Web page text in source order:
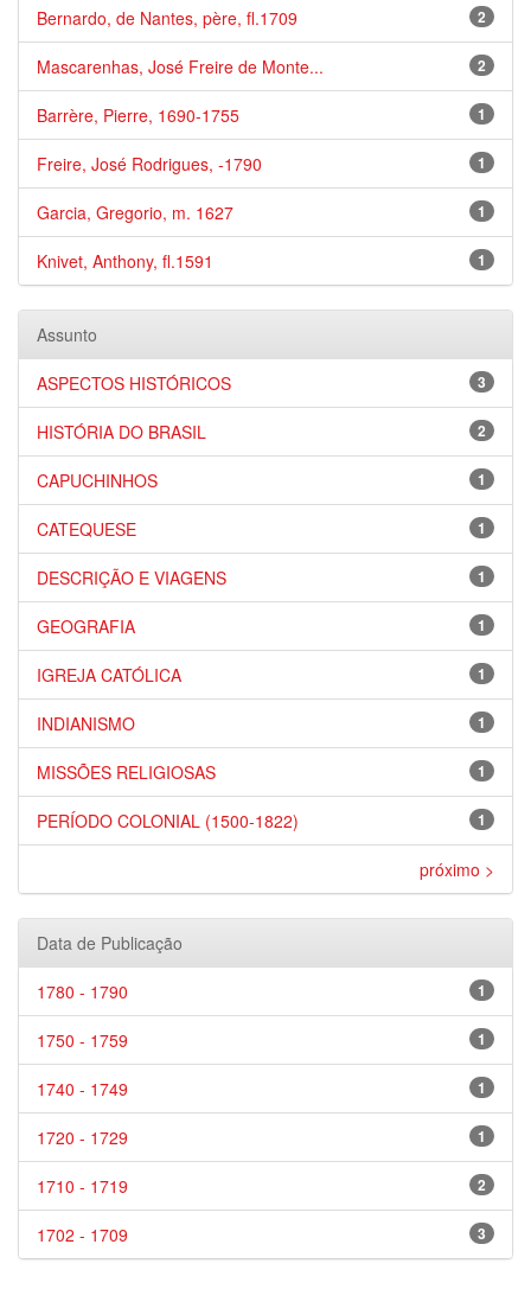
2
Bernardo, de Nantes, père, fl.1709
2
Mascarenhas, José Freire de Monte...
1
Barrère, Pierre, 1690-1755
1
Freire, José Rodrigues, -1790
1
Garcia, Gregorio, m. 1627
1
Knivet, Anthony, fl.1591
Assunto
3
ASPECTOS HISTÓRICOS
2
HISTÓRIA DO BRASIL
1
CAPUCHINHOS
1
CATEQUESE
1
DESCRIÇÃO E VIAGENS
1
GEOGRAFIA
1
IGREJA CATÓLICA
1
INDIANISMO
1
MISSÕES RELIGIOSAS
1
PERÍODO COLONIAL (1500-1822)
próximo >
Data de Publicação
1
1780 - 1790
1
1750 - 1759
1
1740 - 1749
1
1720 - 1729
2
1710 - 1719
3
1702 - 1709